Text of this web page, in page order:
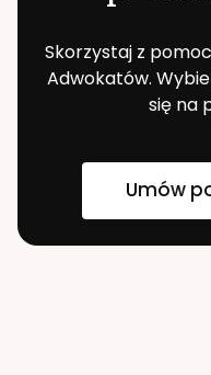
Skorzystaj z
Adwokatów.
się na
Umów